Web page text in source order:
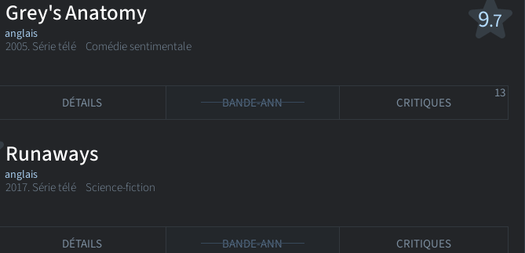
9.7
Grey's Anatomy
anglais
2005. Série télé Comédie sentimentale
DÉTAILS BANDE-ANN CRITIQUES
13
Runaways
anglais
2017. Série télé Science-fiction
DÉTAILS BANDE-ANN CRITIQUES